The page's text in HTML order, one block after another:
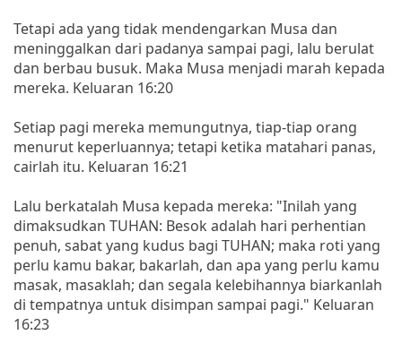
Tetapi ada yang tidak mendengarkan Musa dan
meninggalkan dari padanya sampai pagi, lalu berulat
dan berbau busuk. Maka Musa menjadi marah kepada
mereka. Keluaran 16:20
Setiap pagi mereka memungutnya, tiap-tiap orang
menurut keperluannya; tetapi ketika matahari panas,
cairlah itu. Keluaran 16:21
Lalu berkatalah Musa kepada mereka: "Inilah yang
dimaksudkan TUHAN: Besok adalah hari perhentian
penuh, sabat yang kudus bagi TUHAN; maka roti yang
perlu kamu bakar, bakarlah, dan apa yang perlu kamu
masak, masaklah; dan segala kelebihannya biarkanlah
di tempatnya untuk disimpan sampai pagi." Keluaran
16:23